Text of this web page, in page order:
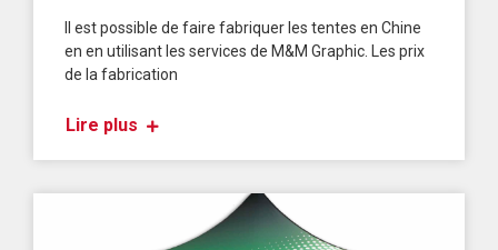
Il est possible de faire fabriquer les tentes en Chine
en en utilisant les services de M&M Graphic. Les prix
de la fabrication
Lire plus